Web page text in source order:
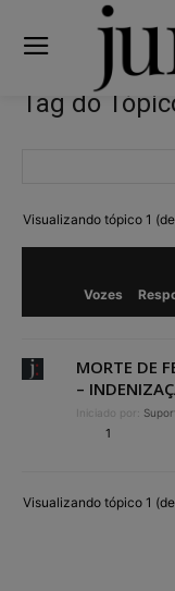
Tag do
Visualizando tópico 1
Vozes
MORTE DE
–
Iniciado por:
1
Visualizando tópico 1